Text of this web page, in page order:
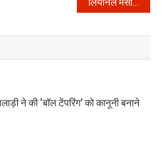
ने की ‘बॉल टेंपरिंग’ को कानूनी बनाने